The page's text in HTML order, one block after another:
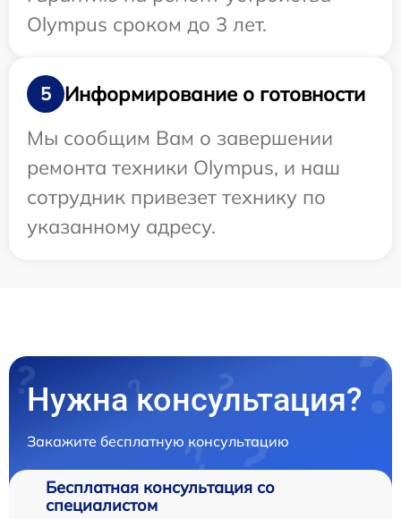
Olympus сроком до 3 лет.
5
Информирование о готовности
Мы сообщим Вам о завершении
ремонта техники Olympus, и наш
сотрудник привезет технику по
указанному адресу.
Нужна консультация?
Закажите бесплатную консультацию
Бесплатная консультация со
специалистом